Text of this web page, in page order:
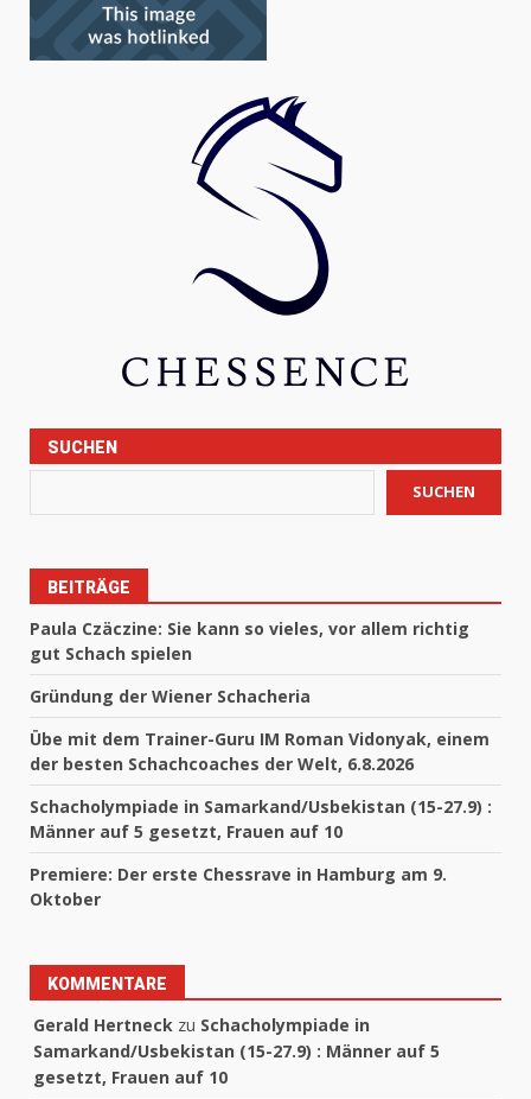
SUCHEN
SUCHEN
BEITRÄGE
Paula Czäczine: Sie kann so vieles, vor allem richtig
gut Schach spielen
Gründung der Wiener Schacheria
Übe mit dem Trainer-Guru IM Roman Vidonyak, einem
der besten Schachcoaches der Welt, 6.8.2026
Schacholympiade in Samarkand/Usbekistan (15-27.9) :
Männer auf 5 gesetzt, Frauen auf 10
Premiere: Der erste Chessrave in Hamburg am 9.
Oktober
KOMMENTARE
Gerald Hertneck zu Schacholympiade in
Samarkand/Usbekistan (15-27.9) : Männer auf 5
gesetzt, Frauen auf 10